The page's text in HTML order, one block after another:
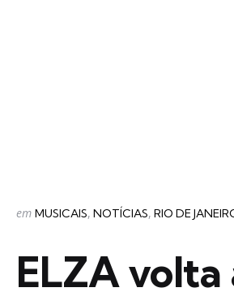
Categorias
Postado
em MUSICAIS NOTÍCIAS RIO DE
ELZA volta